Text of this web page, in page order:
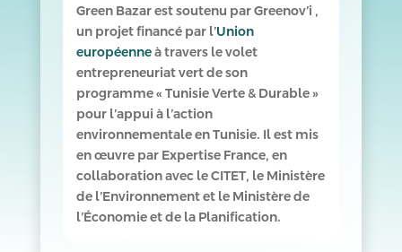
Green Bazar est soutenu par Greenov’i ,
un projet financé par l’Union
européenneà travers le volet
entrepreneuriat vert de son
programme « Tunisie Verte & Durable »
pour l’appui à l’action
environnementale en Tunisie. Il est mis
en œuvre par Expertise France, en
collaboration avec le CITET, le Ministère
de l’Environnement et le Ministère de
l’Économie et de la Planification.